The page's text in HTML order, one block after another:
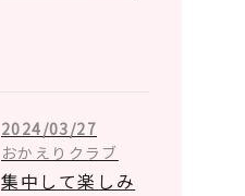
2024/03/27
おかえりクラブ
集中して楽しみ